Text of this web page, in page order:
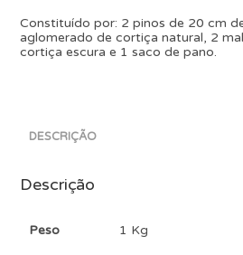
Constituído por: 2 pinos de 20 cm
aglomerado de cortiça natural, 2
cortiça escura e 1 saco de pano.
DESCRIÇÃO
Descrição
Peso 1 Kg